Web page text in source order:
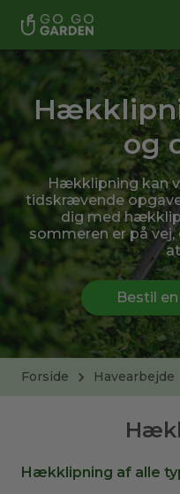
og
Hækklipning kan
tidskrævende
dig med
sommeren er på
Bestil
Forside Havearbejde
Hækklipning af alle